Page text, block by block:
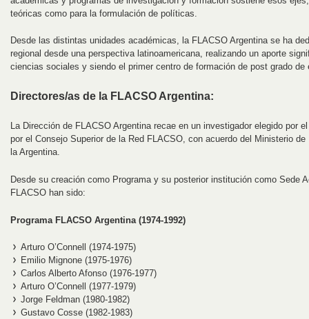
teóricas como para la formulación de políticas.
Desde las distintas unidades académicas, la FLACSO Argentina se ha
regional desde una perspectiva latinoamericana, realizando un aporte
ciencias sociales y siendo el primer centro de formación de post grado de
Directores/as de la FLACSO Argentina:
La Dirección de FLACSO Argentina recae en un investigador elegido por
por el Consejo Superior de la Red FLACSO, con acuerdo del Ministerio
la Argentina.
Desde su creación como Programa y su posterior institución como Sede
FLACSO han sido:
Programa FLACSO Argentina (1974-1992)
Arturo O’Connell (1974-1975)
Emilio Mignone (1975-1976)
Carlos Alberto Afonso (1976-1977)
Arturo O’Connell (1977-1979)
Jorge Feldman (1980-1982)
Gustavo Cosse (1982-1983)